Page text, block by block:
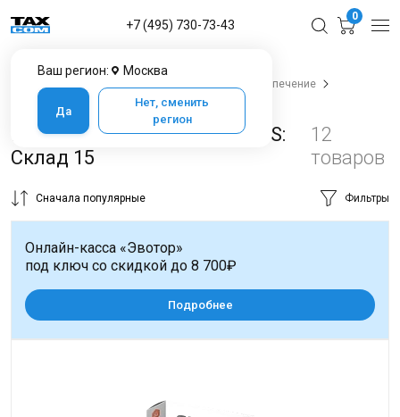
Ваш регион: Москва
Да
Нет, сменить
регион
+7 (495) 730-73-43
0
Программное обеспечение
Cleverence
Mobile Smarts: Склад 15
Кассовое ПО Mobile SMARTS:
Склад 15
12
товаров
Сначала популярные Фильтры
Онлайн-касса «Эвотор»
под ключ со скидкой до 8 700₽
Подробнее